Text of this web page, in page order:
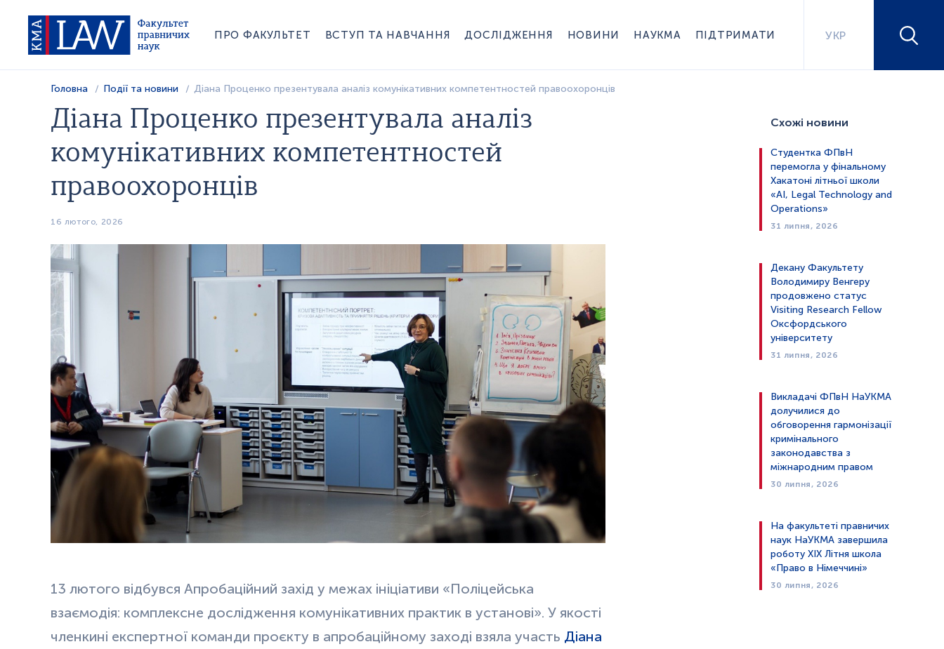
ПРО ФАКУЛЬТЕТ ВСТУП ТА НАВЧАННЯ ДОСЛІДЖЕННЯ НОВИНИ НАУКМА ПІДТРИМАТИ УКР
Головна Події та новини Діана Проценко презентувала аналіз комунікативних компетентностей правоохоронців
Діана Проценко презентувала аналіз
комунікативних компетентностей
правоохоронців
16 лютого, 2026
13 лютого відбувся Апробаційний захід у межах ініціативи «Поліцейська
взаємодія: комплексне дослідження комунікативних практик в установі». У якості
членкині експертної команди проєкту в апробаційному заході взяла участь Діана
Схожі новини
Студентка ФПвН
перемогла у фінальному
Хакатоні літньої школи
«AI, Legal Technology and
Operations»
31 липня, 2026
Декану Факультету
Володимиру Венгеру
продовжено статус
Visiting Research Fellow
Оксфордського
університету
31 липня, 2026
Викладачі ФПвН НаУКМА
долучилися до
обговорення гармонізації
кримінального
законодавства з
міжнародним правом
30 липня, 2026
На факультеті правничих
наук НаУКМА завершила
роботу XIX Літня школа
«Право в Німеччині»
30 липня, 2026